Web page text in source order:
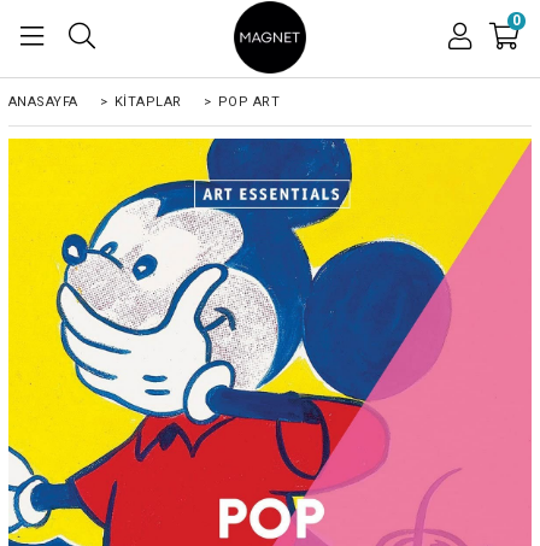
0
ANASAYFA > KİTAPLAR > POP ART